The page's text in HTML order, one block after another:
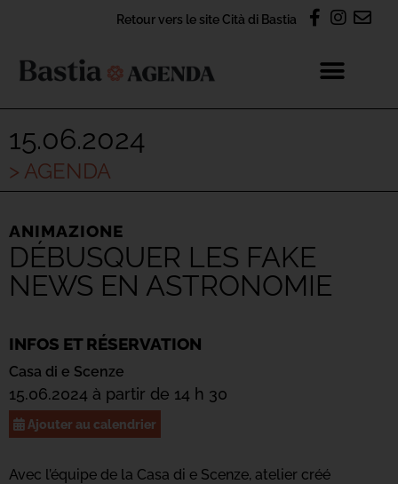
Retour vers le site Cità di Bastia
15.06.2024
> AGENDA
ANIMAZIONE
DÉBUSQUER LES FAKE
NEWS EN ASTRONOMIE
INFOS ET RÉSERVATION
Casa di e Scenze
15.06.2024 à partir de 14 h 30
Ajouter au calendrier
Avec l’équipe de la Casa di e Scenze, atelier créé